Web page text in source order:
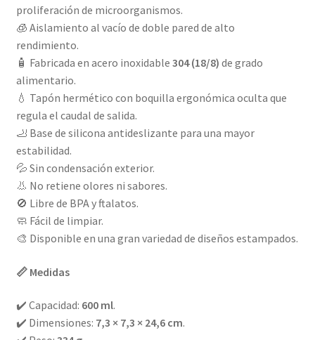
proliferación de microorganismos.
🧊 Aislamiento al vacío de doble pared de alto
rendimiento.
🧴 Fabricada en acero inoxidable 304 (18/8) de grado
alimentario.
💧 Tapón hermético con boquilla ergonómica oculta que
regula el caudal de salida.
🦶 Base de silicona antideslizante para una mayor
estabilidad.
💦 Sin condensación exterior.
👃 No retiene olores ni sabores.
🚫 Libre de BPA y ftalatos.
🧼 Fácil de limpiar.
🎨 Disponible en una gran variedad de diseños estampados.
📏 Medidas
✔️ Capacidad: 600 ml.
✔️ Dimensiones: 7,3 × 7,3 × 24,6 cm.